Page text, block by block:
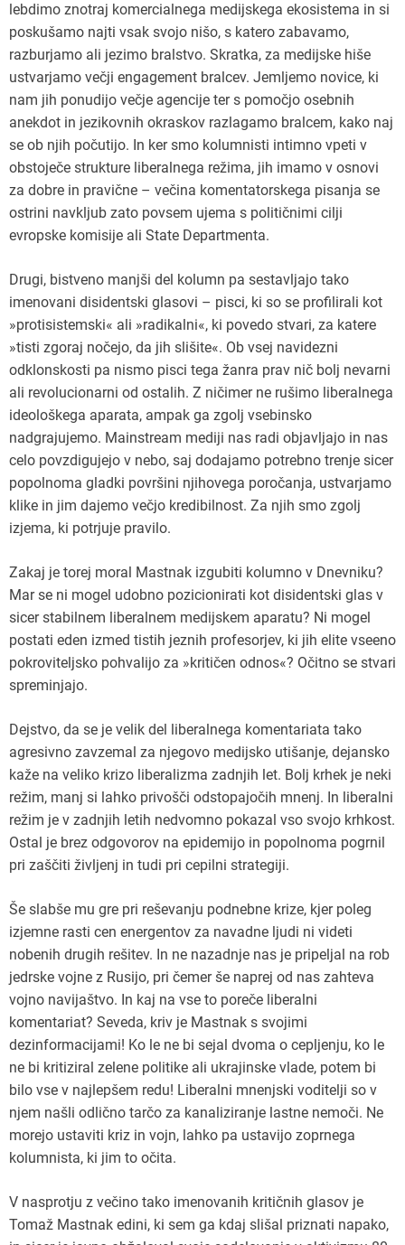
lebdimo znotraj komercialnega medijskega ekosistema in si
poskušamo najti vsak svojo nišo, s katero zabavamo,
razburjamo ali jezimo bralstvo. Skratka, za medijske hiše
ustvarjamo večji engagement bralcev. Jemljemo novice, ki
nam jih ponudijo večje agencije ter s pomočjo osebnih
anekdot in jezikovnih okraskov razlagamo bralcem, kako naj
se ob njih počutijo. In ker smo kolumnisti intimno vpeti v
obstoječe strukture liberalnega režima, jih imamo v osnovi
za dobre in pravične – večina komentatorskega pisanja se
ostrini navkljub zato povsem ujema s političnimi cilji
evropske komisije ali State Departmenta.
Drugi, bistveno manjši del kolumn pa sestavljajo tako
imenovani disidentski glasovi – pisci, ki so se profilirali kot
»protisistemski« ali »radikalni«, ki povedo stvari, za katere
»tisti zgoraj nočejo, da jih slišite«. Ob vsej navidezni
odklonskosti pa nismo pisci tega žanra prav nič bolj nevarni
ali revolucionarni od ostalih. Z ničimer ne rušimo liberalnega
ideološkega aparata, ampak ga zgolj vsebinsko
nadgrajujemo. Mainstream mediji nas radi objavljajo in nas
celo povzdigujejo v nebo, saj dodajamo potrebno trenje sicer
popolnoma gladki površini njihovega poročanja, ustvarjamo
klike in jim dajemo večjo kredibilnost. Za njih smo zgolj
izjema, ki potrjuje pravilo.
Zakaj je torej moral Mastnak izgubiti kolumno v Dnevniku?
Mar se ni mogel udobno pozicionirati kot disidentski glas v
sicer stabilnem liberalnem medijskem aparatu? Ni mogel
postati eden izmed tistih jeznih profesorjev, ki jih elite vseeno
pokroviteljsko pohvalijo za »kritičen odnos«? Očitno se stvari
spreminjajo.
Dejstvo, da se je velik del liberalnega komentariata tako
agresivno zavzemal za njegovo medijsko utišanje, dejansko
kaže na veliko krizo liberalizma zadnjih let. Bolj krhek je neki
režim, manj si lahko privošči odstopajočih mnenj. In liberalni
režim je v zadnjih letih nedvomno pokazal vso svojo krhkost.
Ostal je brez odgovorov na epidemijo in popolnoma pogrnil
pri zaščiti življenj in tudi pri cepilni strategiji.
Še slabše mu gre pri reševanju podnebne krize, kjer poleg
izjemne rasti cen energentov za navadne ljudi ni videti
nobenih drugih rešitev. In ne nazadnje nas je pripeljal na rob
jedrske vojne z Rusijo, pri čemer še naprej od nas zahteva
vojno navijaštvo. In kaj na vse to poreče liberalni
komentariat? Seveda, kriv je Mastnak s svojimi
dezinformacijami! Ko le ne bi sejal dvoma o cepljenju, ko le
ne bi kritiziral zelene politike ali ukrajinske vlade, potem bi
bilo vse v najlepšem redu! Liberalni mnenjski voditelji so v
njem našli odlično tarčo za kanaliziranje lastne nemoči. Ne
morejo ustaviti kriz in vojn, lahko pa ustavijo zoprnega
kolumnista, ki jim to očita.
V nasprotju z večino tako imenovanih kritičnih glasov je
Tomaž Mastnak edini, ki sem ga kdaj slišal priznati napako,